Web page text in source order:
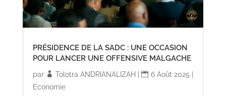
PRÉSIDENCE DE LA SADC : UNE OCCASION
POUR LANCER UNE OFFENSIVE MALGACHE
par Tolotra ANDRIANALIZAH 6 Août 2025
Economie